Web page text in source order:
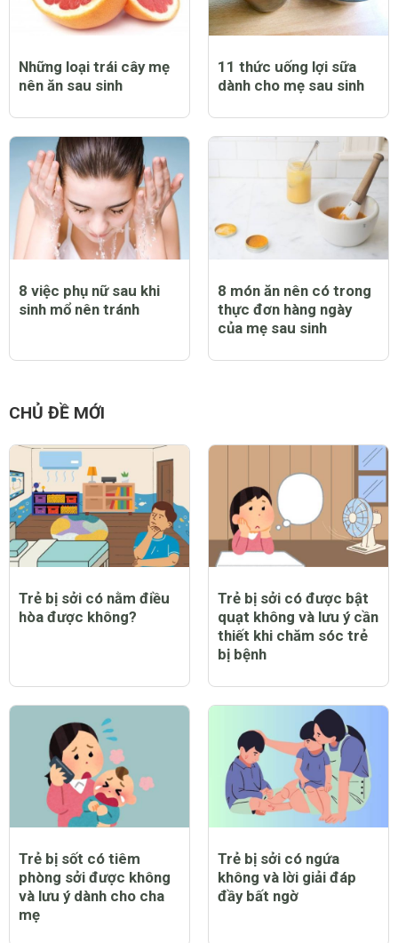
Những loại trái cây mẹ
nên ăn sau sinh
11 thức uống lợi sữa
dành cho mẹ sau sinh
8 việc phụ nữ sau khi
sinh mổ nên tránh
8 món ăn nên có trong
thực đơn hàng ngày
của mẹ sau sinh
CHỦ ĐỀ MỚI
Trẻ bị sởi có nằm điều
hòa được không?
Trẻ bị sởi có được bật
quạt không và lưu ý cần
thiết khi chăm sóc trẻ
bị bệnh
Trẻ bị sốt có tiêm
phòng sởi được không
và lưu ý dành cho cha
mẹ
Trẻ bị sởi có ngứa
không và lời giải đáp
đầy bất ngờ